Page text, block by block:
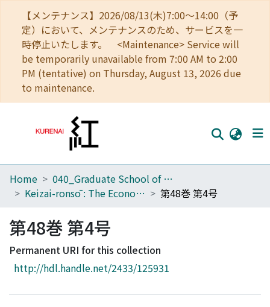
【メンテナンス】2026/08/13(木)7:00～14:00（予
定）において、メンテナンスのため、サービスを一
時停止いたします。 <Maintenance> Service will
be temporarily unavailable from 7:00 AM to 2:00
PM (tentative) on Thursday, August 13, 2026 due
to maintenance.
Home
Browse
Download Ranking
Access Statistics
Home
040_Graduate School of Economics
Keizai-ronsō : The Economic Review
第48巻 第4号
第48巻 第4号
Permanent URI for this collection
http://hdl.handle.net/2433/125931